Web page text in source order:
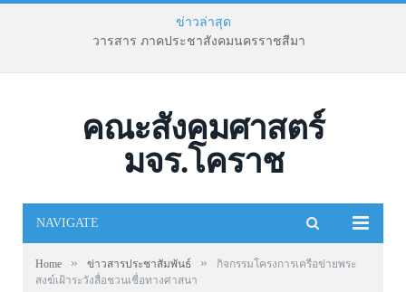
ข่าวล่าสุด
วารสาร ภาคประชาสังคมนครราชสีมา
คณะสังคมศาสตร์
มจร.โคราช
NAVIGATE
Home » ข่าวสารประชาสัมพันธ์ »
กิจกรรมโครงการเครือข่ายพระ
สงฆ์เฝ้าระวังสื่อชวนเชื่อทางศาสนา